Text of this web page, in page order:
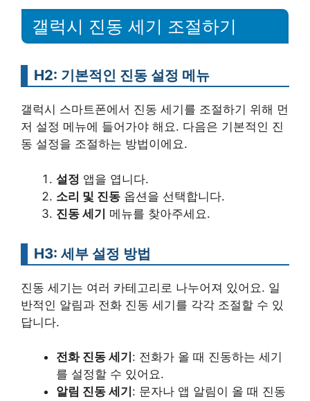
갤럭시 진동 세기 조절하기
H2: 기본적인 진동 설정 메뉴
갤럭시 스마트폰에서 진동 세기를 조절하기 위해 먼
저 설정 메뉴에 들어가야 해요. 다음은 기본적인 진
동 설정을 조절하는 방법이에요.
설정 앱을 엽니다.
소리 및 진동 옵션을 선택합니다.
진동 세기 메뉴를 찾아주세요.
H3: 세부 설정 방법
진동 세기는 여러 카테고리로 나누어져 있어요. 일
반적인 알림과 전화 진동 세기를 각각 조절할 수 있
답니다.
전화 진동 세기 : 전화가 올 때 진동하는 세기
를 설정할 수 있어요.
알림 진동 세기 : 문자나 앱 알림이 올 때 진동